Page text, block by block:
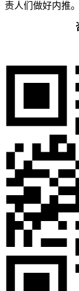
责人们做好内推。